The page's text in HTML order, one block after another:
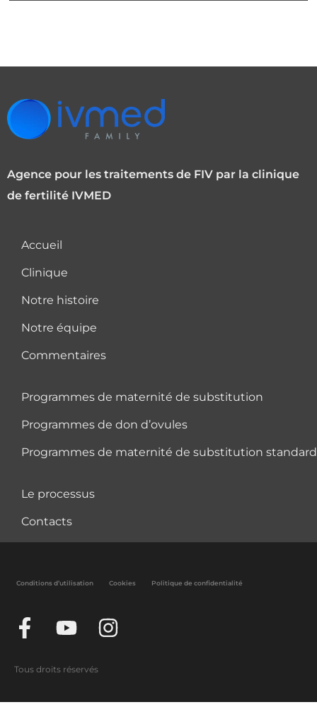
Agence pour les traitements de FIV par la clinique
de fertilité IVMED
Accueil
Clinique
Notre histoire
Notre équipe
Commentaires
Programmes de maternité de substitution
Programmes de don d’ovules
Programmes de maternité de substitution
Le processus
Contacts
Conditions d’utilisation Cookies Politique de confidentialité
Tous droits réservés